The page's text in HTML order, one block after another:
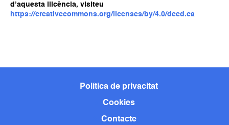
d’aquesta llicència, visiteu
https://creativecommons.org/licenses/by/4.0/deed.ca
Política de privacitat
Cookies
Contacte